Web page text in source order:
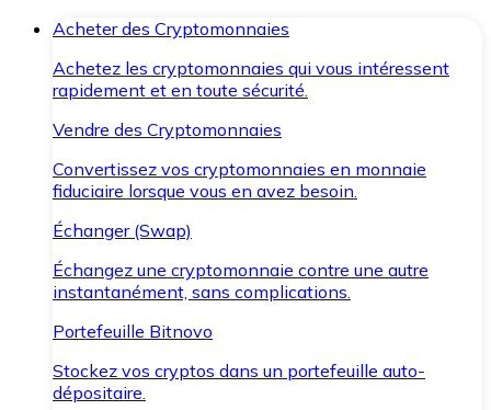
Acheter des Cryptomonnaies
Achetez les cryptomonnaies qui vous intéressent
rapidement et en toute sécurité.
Vendre des Cryptomonnaies
Convertissez vos cryptomonnaies en monnaie
fiduciaire lorsque vous en avez besoin.
Échanger (Swap)
Échangez une cryptomonnaie contre une autre
instantanément, sans complications.
Portefeuille Bitnovo
Stockez vos cryptos dans un portefeuille auto-
dépositaire.